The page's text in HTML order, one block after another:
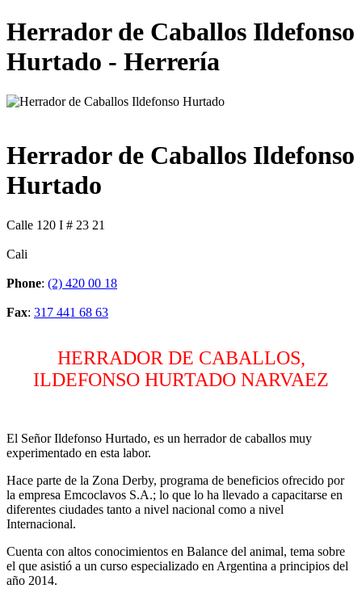
Herrador de Caballos Ildefonso
Hurtado - Herrería
Herrador de Caballos Ildefonso
Hurtado
Calle 120 I # 23 21
Cali
Phone: (2) 420 00 18
Fax: 317 441 68 63
HERRADOR DE CABALLOS,
ILDEFONSO HURTADO NARVAEZ
El Señor Ildefonso Hurtado, es un herrador de caballos muy
experimentado en esta labor.
Hace parte de la Zona Derby, programa de beneficios ofrecido por
la empresa Emcoclavos S.A.; lo que lo ha llevado a capacitarse en
diferentes ciudades tanto a nivel nacional como a nivel
Internacional.
Cuenta con altos conocimientos en Balance del animal, tema sobre
el que asistió a un curso especializado en Argentina a principios del
año 2014.